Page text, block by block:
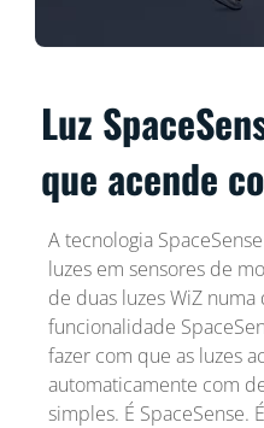
Luz
que acende
A tecnologia
luzes em sensores de
de duas luzes WiZ
funcionalidade
fazer com que as luzes
automaticamente com
simples. É SpaceSense.